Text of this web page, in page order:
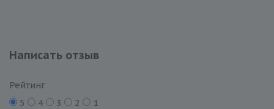
Написать отзыв
Рейтинг
5
4 3 2 1